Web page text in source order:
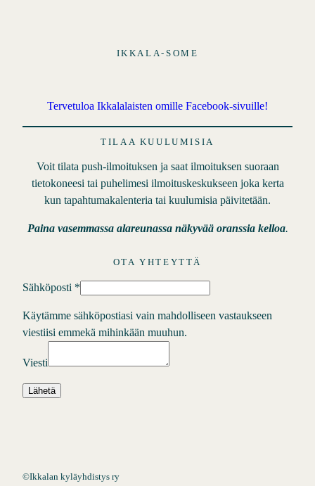
IKKALA-SOME
Tervetuloa Ikkalalaisten omille Facebook-sivuille!
TILAA KUULUMISIA
Voit tilata push-ilmoituksen ja saat ilmoituksen suoraan
tietokoneesi tai puhelimesi ilmoituskeskukseen joka kerta
kun tapahtumakalenteria tai kuulumisia päivitetään.
Paina vasemmassa alareunassa näkyvää oranssia kelloa.
OTA YHTEYTTÄ
Sähköposti *
Käytämme sähköpostiasi vain mahdolliseen vastaukseen
viestiisi emmekä mihinkään muuhun.
Viesti
Lähetä
©Ikkalan kyläyhdistys ry